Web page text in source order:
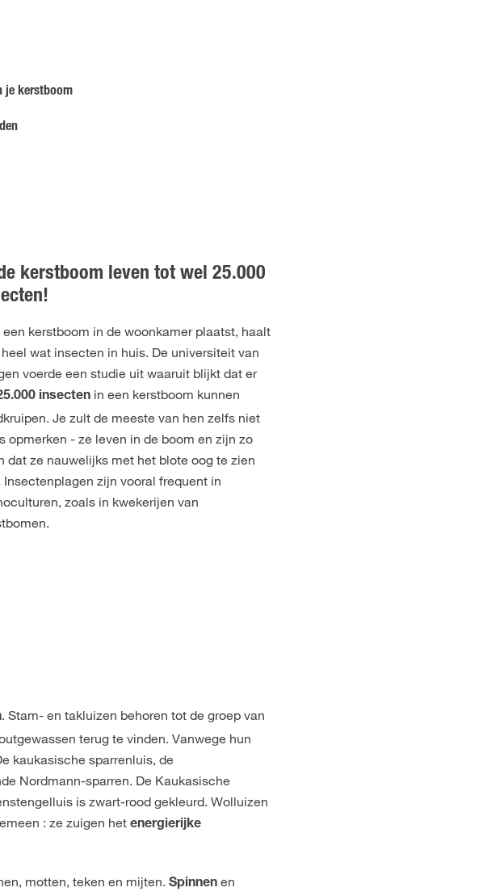
je kerstboom
kerstboom leven tot wel 25.000
een kerstboom in de woonkamer plaatst, haalt
wat insecten in huis. De universiteit van
voerde een studie uit waaruit blijkt dat er
insecten in een kerstboom kunnen
Je zult de meeste van hen zelfs niet
opmerken - ze leven in de boom en zijn zo
dat ze nauwelijks met het blote oog te zien
Insectenplagen zijn vooral frequent in
zoals in kwekerijen van
. Stam- en takluizen behoren tot de groep van
terug te vinden. Vanwege hun
kaukasische sparrenluis, de
Nordmann-sparren. De Kaukasische
is zwart-rood gekleurd. Wolluizen
: ze zuigen het energierijke
motten, teken en mijten. Spinnen en